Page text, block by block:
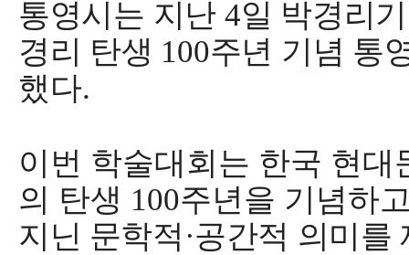
통영시는 지난 4일 박경리
경리 탄생 100주년 기념 통
했다.
이번 학술대회는 한국 현
의 탄생 100주년을 기념하
지닌 문학적 ·공간적 의미를